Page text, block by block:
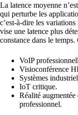
La latence moyenne
qui perturbe les
c’est-à-dire les
vise une latence plus
constance dans le temps.
VoIP
Visioconférence
Systèmes
IoT critique.
Réalité
professionnel.